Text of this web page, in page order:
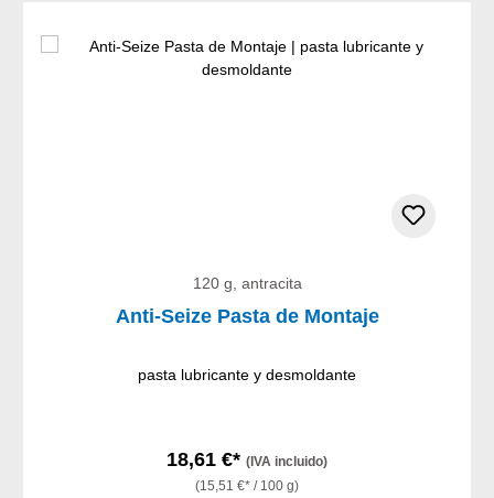
120 g, antracita
Anti-Seize Pasta de Montaje
pasta lubricante y desmoldante
18,61 €* (IVA incluido)
(15,51 €* / 100 g)